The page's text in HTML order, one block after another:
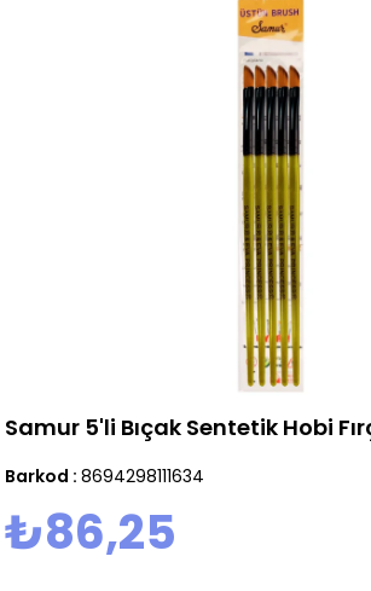
Samur 5'li Bıçak Sentetik Hobi
Barkod : 8694298111634
₺86,25